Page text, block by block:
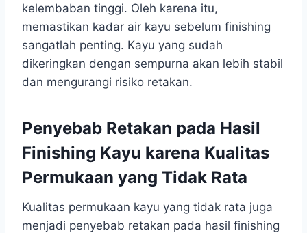
kelembaban tinggi. Oleh karena itu,
memastikan kadar air kayu sebelum finishing
sangatlah penting. Kayu yang sudah
dikeringkan dengan sempurna akan lebih stabil
dan mengurangi risiko retakan.
Penyebab Retakan pada Hasil
Finishing Kayu karena Kualitas
Permukaan yang Tidak Rata
Kualitas permukaan kayu yang tidak rata juga
menjadi penyebab retakan pada hasil finishing